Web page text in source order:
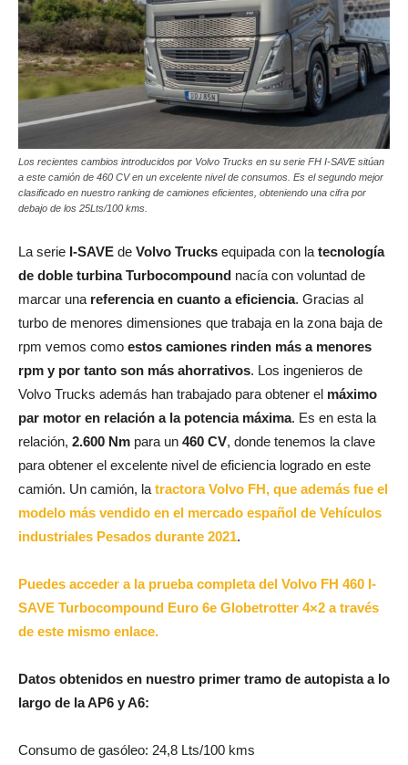
Los recientes cambios introducidos por Volvo Trucks en su serie FH I-SAVE sitúan
a este camión de 460 CV en un excelente nivel de consumos. Es el segundo mejor
clasificado en nuestro ranking de camiones eficientes, obteniendo una cifra por
debajo de los 25Lts/100 kms.
La serie I-SAVE de Volvo Trucks equipada con la tecnología
de doble turbina Turbocompound nacía con voluntad de
marcar una referencia en cuanto a eficiencia. Gracias al
turbo de menores dimensiones que trabaja en la zona baja de
rpm vemos como estos camiones rinden más a menores
rpm y por tanto son más ahorrativos. Los ingenieros de
Volvo Trucks además han trabajado para obtener el máximo
par motor en relación a la potencia máxima. Es en esta la
relación, 2.600 Nm para un 460 CV, donde tenemos la clave
para obtener el excelente nivel de eficiencia logrado en este
camión. Un camión, la tractora Volvo FH, que además fue el
modelo más vendido en el mercado español de Vehículos
industriales Pesados durante 2021.
Puedes acceder a la prueba completa del Volvo FH 460 I-
SAVE Turbocompound Euro 6e Globetrotter 4×2 a través
de este mismo enlace.
Datos obtenidos en nuestro primer tramo de autopista a lo
largo de la AP6 y A6:
Consumo de gasóleo: 24,8 Lts/100 kms